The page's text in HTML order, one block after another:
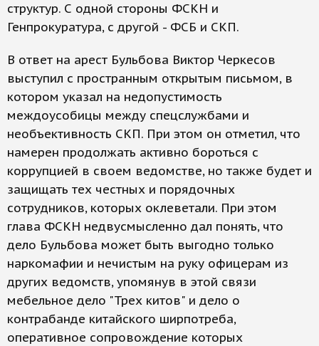
структур. С одной стороны ФСКН и
Генпрокуратура, с другой - ФСБ и СКП.
В ответ на арест Бульбова Виктор Черкесов
выступил с пространным открытым письмом, в
котором указал на недопустимость
междоусобицы между спецслужбами и
необъективность СКП. При этом он отметил, что
намерен продолжать активно бороться с
коррупцией в своем ведомстве, но также будет и
защищать тех честных и порядочных
сотрудников, которых оклеветали. При этом
глава ФСКН недвусмысленно дал понять, что
дело Бульбова может быть выгодно только
наркомафии и нечистым на руку офицерам из
других ведомств, упомянув в этой связи
мебельное дело "Трех китов" и дело о
контрабанде китайского ширпотреба,
оперативное сопровождение которых